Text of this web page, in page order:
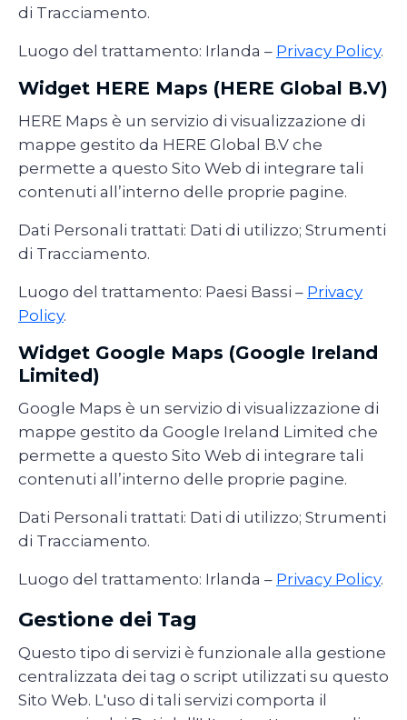
di Tracciamento.
Luogo del trattamento: Irlanda – Privacy Policy.
Widget HERE Maps (HERE Global B.V)
HERE Maps è un servizio di visualizzazione di
mappe gestito da HERE Global B.V che
permette a questo Sito Web di integrare tali
contenuti all’interno delle proprie pagine.
Dati Personali trattati: Dati di utilizzo; Strumenti
di Tracciamento.
Luogo del trattamento: Paesi Bassi – Privacy
Policy.
Widget Google Maps (Google Ireland
Limited)
Google Maps è un servizio di visualizzazione di
mappe gestito da Google Ireland Limited che
permette a questo Sito Web di integrare tali
contenuti all’interno delle proprie pagine.
Dati Personali trattati: Dati di utilizzo; Strumenti
di Tracciamento.
Luogo del trattamento: Irlanda – Privacy Policy.
Gestione dei Tag
Questo tipo di servizi è funzionale alla gestione
centralizzata dei tag o script utilizzati su questo
Sito Web. L'uso di tali servizi comporta il